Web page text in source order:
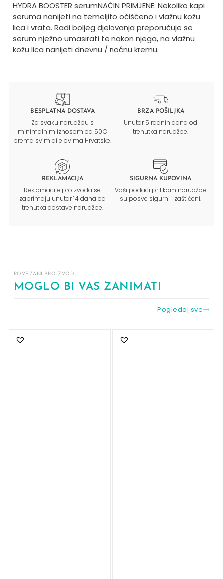
HYDRA BOOSTER serumNAČIN PRIMJENE: Nekoliko kapi
seruma nanijeti na temeljito očišćeno i vlažnu kožu
lica i vrata. Radi boljeg djelovanja preporučuje se
serum nježno umasirati te nakon njega, na vlažnu
kožu lica nanijeti dnevnu / noćnu kremu.
BESPLATNA DOSTAVA
Za svaku narudžbu s
minimalnim iznosom od 50€
prema svim dijelovima Hrvatske.
BRZA POŠILJKA
Unutar 5 radnih dana od
trenutka narudžbe.
REKLAMACIJA
Reklamacije proizvoda se
zaprimaju unutar 14 dana od
trenutka dostave narudžbe.
SIGURNA KUPOVINA
Vaši podaci prilikom narudžbe
su posve sigurni i zaštićeni.
POVEZANI PROIZVODI
MOGLO BI VAS ZANIMATI
Pogledaj sve